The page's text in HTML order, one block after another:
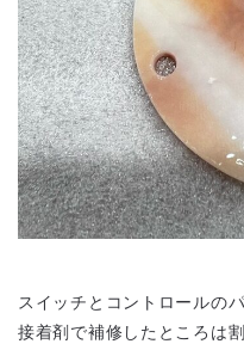
スイッチとコントロールの
接着剤で補修したところは